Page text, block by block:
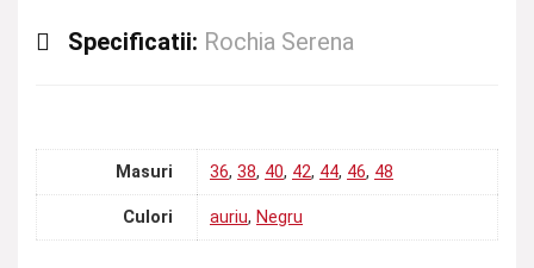
Specificatii: Rochia Serena
Masuri 36, 38, 40, 42, 44, 46, 48
Culori auriu, Negru